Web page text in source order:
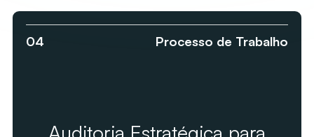
04 Processo de Trabalho